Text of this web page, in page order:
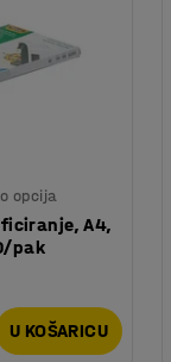
opcija
A4,
pak
U KOŠARICU